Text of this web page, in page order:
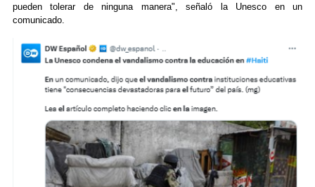
pueden tolerar de ninguna manera", señaló la Unesco en un
comunicado.